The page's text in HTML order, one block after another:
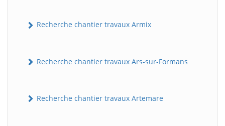
Recherche chantier travaux Armix
Recherche chantier travaux Ars-sur-Formans
Recherche chantier travaux Artemare